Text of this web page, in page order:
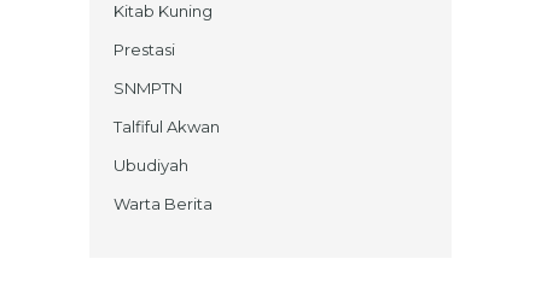
Kitab Kuning
Prestasi
SNMPTN
Talfiful Akwan
Ubudiyah
Warta Berita